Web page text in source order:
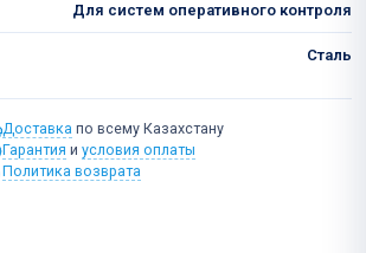
Для систем оперативного контроля
Сталь
Доставка по всему Казахстану
Гарантия и условия оплаты
Политика возврата